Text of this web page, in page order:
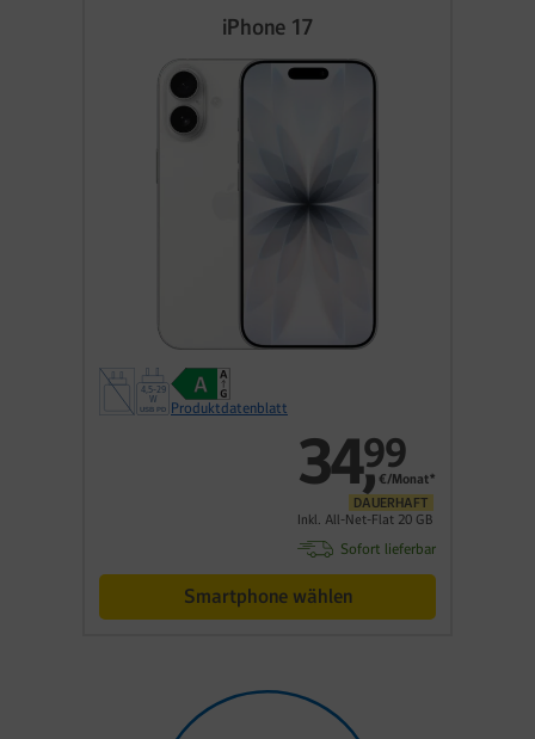
iPhone 17
Produktdatenblatt
34,
99
€/Monat*
DAUERHAFT
Inkl. All-Net-Flat 20 GB
Sofort lieferbar
Smartphone wählen